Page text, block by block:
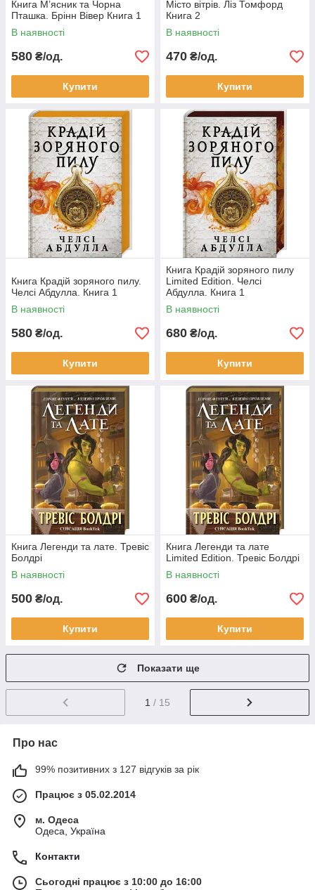
Книга М’ясник та Чорна
Пташка. Брінн Вівер Книга 1
В наявності
580 ₴/од.
Купити
Місто вітрів. Ліз Томфорд
Книга 2
В наявності
470 ₴/од.
Купити
Книга Крадій зоряного пилу.
Челсі Абдулла. Книга 1
В наявності
580 ₴/од.
Купити
Книга Крадій зоряного пилу
Limited Edition. Челсі
Абдулла. Книга 1
В наявності
680 ₴/од.
Купити
Книга Легенди та лате. Тревіс
Болдрі
В наявності
500 ₴/од.
Купити
Книга Легенди та лате
Limited Edition. Тревіс Болдрі
В наявності
600 ₴/од.
Купити
Показати ще
1 / 15
Про нас
99% позитивних з 127 відгуків за рік
Працює з 05.02.2014
м. Одеса
Одеса, Україна
Контакти
Сьогодні працює з 10:00 до 16:00